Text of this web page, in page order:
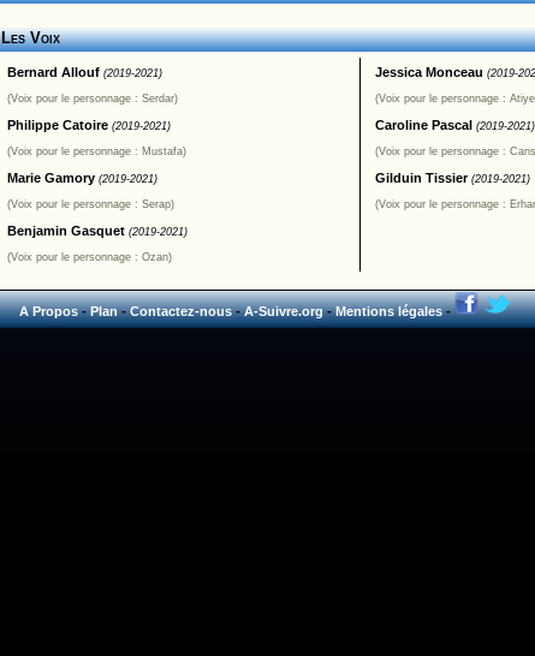
Les Voix
Bernard Allouf (2019-2021)
(Voix pour le personnage : Serdar)
Philippe Catoire (2019-2021)
(Voix pour le personnage : Mustafa)
Marie Gamory (2019-2021)
(Voix pour le personnage : Serap)
Benjamin Gasquet (2019-2021)
(Voix pour le personnage : Ozan)
Jessica Monceau (2019-
(Voix pour le personnage :
Caroline Pascal (2019-2021)
(Voix pour le personnage :
Gilduin Tissier (2019-2021)
(Voix pour le personnage :
A Propos-Plan-Contactez-nous-A-Suivre.org-Mentions légales-